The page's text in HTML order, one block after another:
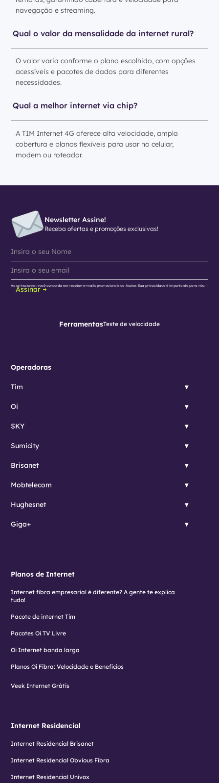
navegação e streaming.
Qual o valor da mensalidade da internet rural?
O valor varia conforme o plano escolhido, com opções
acessíveis e pacotes de dados para diferentes
necessidades.
Qual a melhor internet via chip?
A TIM Internet 4G oferece alta velocidade, ampla
cobertura e planos flexíveis para usar no celular,
modem ou roteador.
Newsletter Assine!
Receba ofertas e promoções exclusivas!
Assinar
Ao se inscrever, você concorda em receber e-mails promocionais da Assine. Sua privacidade é importante para nós.
FerramentasTeste de velocidade
Operadoras
Tim
Oi
SKY
Sumicity
Brisanet
Mobtelecom
Hughesnet
Giga+
Planos de Internet
Internet fibra empresarial é diferente? A gente te explica
tudo!
Pacote de internet Tim
Pacotes Oi TV Livre
Oi Internet banda larga
Planos Oi Fibra: Velocidade e Benefícios
Veek Internet Grátis
Internet Residencial
Internet Residencial Brisanet
Internet Residencial Obvious Fibra
Internet Residencial Univox